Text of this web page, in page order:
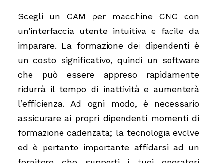
Scegli un CAM per macchine CNC con
un’interfaccia utente intuitiva e facile da
imparare. La formazione dei dipendenti è
un costo significativo, quindi un software
che può essere appreso rapidamente
ridurrà il tempo di inattività e aumenterà
l’efficienza. Ad ogni modo, è necessario
assicurare ai propri dipendenti momenti di
formazione cadenzata; la tecnologia evolve
ed è pertanto importante affidarsi ad un